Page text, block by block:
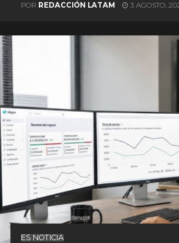
POR REDACCIÓN LATAM 3 AGOSTO,
ES NOTICIA